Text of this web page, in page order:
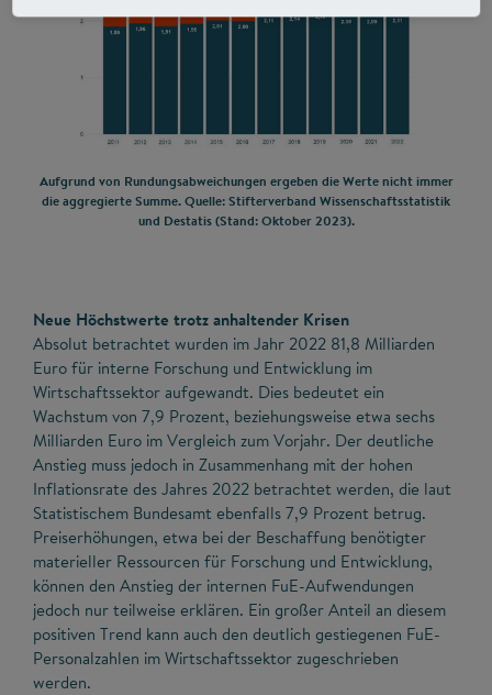
Aufgrund von Rundungsabweichungen ergeben die Werte nicht immer
die aggregierte Summe. Quelle: Stifterverband Wissenschaftsstatistik
und Destatis (Stand: Oktober 2023).
Neue Höchstwerte trotz anhaltender Krisen
Absolut betrachtet wurden im Jahr 2022 81,8 Milliarden
Euro für interne Forschung und Entwicklung im
Wirtschaftssektor aufgewandt. Dies bedeutet ein
Wachstum von 7,9 Prozent, beziehungsweise etwa sechs
Milliarden Euro im Vergleich zum Vorjahr. Der deutliche
Anstieg muss jedoch in Zusammenhang mit der hohen
Inflationsrate des Jahres 2022 betrachtet werden, die laut
Statistischem Bundesamt ebenfalls 7,9 Prozent betrug.
Preiserhöhungen, etwa bei der Beschaffung benötigter
materieller Ressourcen für Forschung und Entwicklung,
können den Anstieg der internen FuE-Aufwendungen
jedoch nur teilweise erklären. Ein großer Anteil an diesem
positiven Trend kann auch den deutlich gestiegenen FuE-
Personalzahlen im Wirtschaftssektor zugeschrieben
werden.